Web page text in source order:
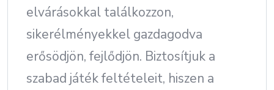
elvárásokkal találkozzon,
sikerélményekkel gazdagodva
erősödjön, fejlődjön. Biztosítjuk a
szabad játék feltételeit, hiszen a